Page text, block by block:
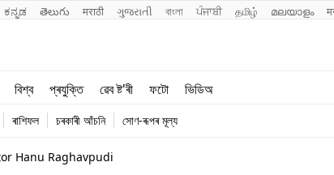
ಕನ್ನಡ తెలుగు मराठी ગુજરાતી বাংলা ਪੰਜਾਬੀ தமிழ் മലയാളം
বিশ্ব প্ৰযুক্তি ৱেব ষ্ট'ৰী ফটো ভিডিঅ
খেল
জীৱনশৈলী
ৰাশিফল চৰকাৰী আঁচনি সোণ-ৰূপৰ মূল্য
Hanu Raghavpudi